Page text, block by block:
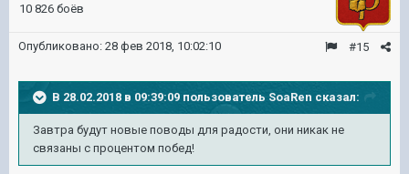
10 826 боёв
#15
Опубликовано: 28 фев 2018, 10:02:10
В 28.02.2018 в 09:39:09 пользователь SoaRen сказал:
Завтра будут новые поводы для радости, они никак не
связаны с процентом побед!